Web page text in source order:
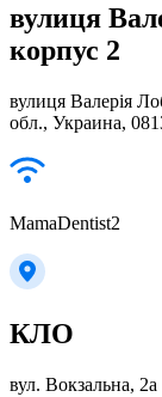
вулиця
корпус 2
вулиця Валерія
обл., Украина,
MamaDentist2
КЛО
вул. Вокзальна, 2а